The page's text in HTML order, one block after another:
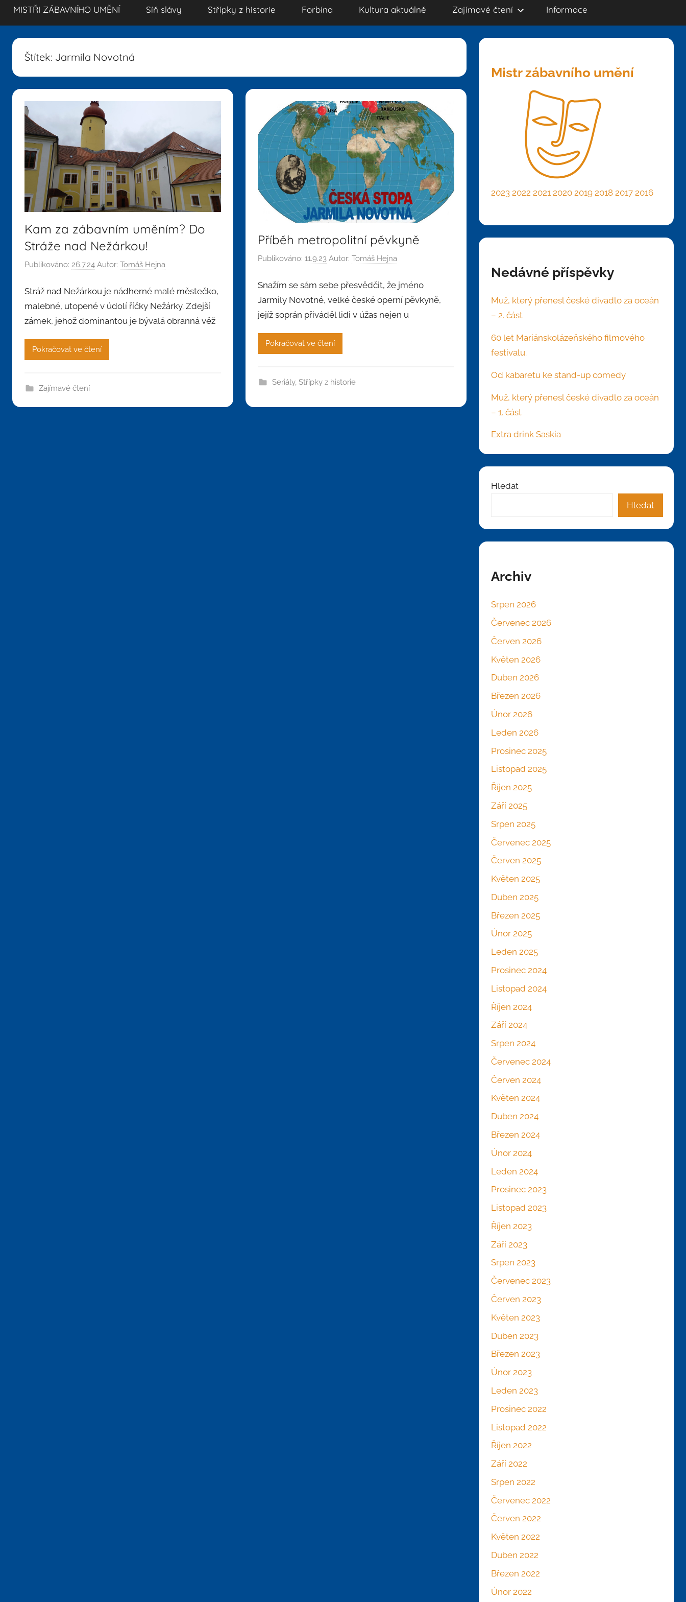
MISTŘI ZÁBAVNÍHO UMĚNÍ Síň slávy Střípky z historie Forbína Kultura aktuálně Zajímavé čtení Informace
Štítek: Jarmila Novotná
Kam za zábavním uměním? Do
Stráže nad Nežárkou!
Publikováno: 26.7.24 Autor: Tomáš Hejna
Stráž nad Nežárkou je nádherné malé městečko,
malebné, utopené v údolí říčky Nežárky. Zdejší
zámek, jehož dominantou je bývalá obranná věž
Pokračovat ve čtení
Zajímavé čtení
Příběh metropolitní pěvkyně
Publikováno:11.9.23 Autor:Tomáš Hejna
Snažím se sám sebe přesvědčit, že jméno
Jarmily Novotné, velké české operní pěvkyně,
jejíž soprán přiváděl lidi v úžas nejen u
Pokračovat ve čtení
Seriály, Střípky z historie
Mistr zábavního umění
2023 2022 2021 2020 2019 2018 2017 2016
Nedávné příspěvky
Muž, který přenesl české divadlo za oceán
– 2. část
60 let Mariánskolázeňského filmového
festivalu.
Od kabaretu ke stand-up comedy
Muž, který přenesl české divadlo za oceán
– 1. část
Extra drink Saskia
Hledat
Hledat
Archiv
Srpen 2026
Červenec 2026
Červen 2026
Květen 2026
Duben 2026
Březen 2026
Únor 2026
Leden 2026
Prosinec 2025
Listopad 2025
Říjen 2025
Září 2025
Srpen 2025
Červenec 2025
Červen 2025
Květen 2025
Duben 2025
Březen 2025
Únor 2025
Leden 2025
Prosinec 2024
Listopad 2024
Říjen 2024
Září 2024
Srpen 2024
Červenec 2024
Červen 2024
Květen 2024
Duben 2024
Březen 2024
Únor 2024
Leden 2024
Prosinec 2023
Listopad 2023
Říjen 2023
Září 2023
Srpen 2023
Červenec 2023
Červen 2023
Květen 2023
Duben 2023
Březen 2023
Únor 2023
Leden 2023
Prosinec 2022
Listopad 2022
Říjen 2022
Září 2022
Srpen 2022
Červenec 2022
Červen 2022
Květen 2022
Duben 2022
Březen 2022
Únor 2022